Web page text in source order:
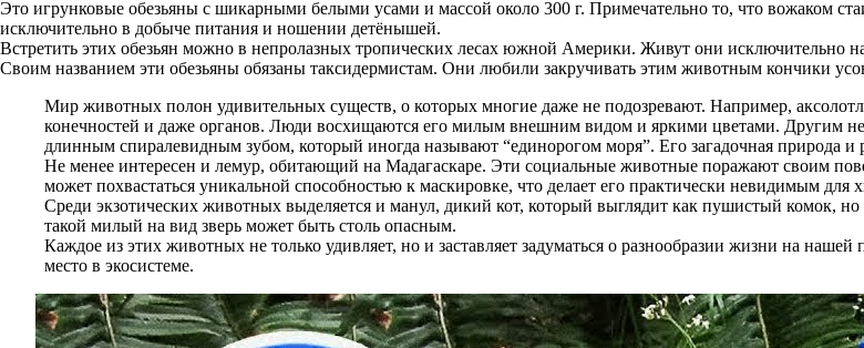
Это игрунковые обезьяны с шикарными белыми усами и массой около 300 г. Примечательно то, что вожаком
исключительно в добыче питания и ношении детёнышей.
Встретить этих обезьян можно в непролазных тропических лесах южной Америки. Живут они исключительно
Своим названием эти обезьяны обязаны таксидермистам. Они любили закручивать этим животным кончики
Мир животных полон удивительных существ, о которых многие даже не подозревают. Например,
конечностей и даже органов. Люди восхищаются его милым внешним видом и яркими цветами. Другим
длинным спиралевидным зубом, который иногда называют “единорогом моря”. Его загадочная природа и
Не менее интересен и лемур, обитающий на Мадагаскаре. Эти социальные животные поражают своим
может похвастаться уникальной способностью к маскировке, что делает его практически невидимым для
Среди экзотических животных выделяется и манул, дикий кот, который выглядит как пушистый комок,
такой милый на вид зверь может быть столь опасным.
Каждое из этих животных не только удивляет, но и заставляет задуматься о разнообразии жизни на
место в экосистеме.